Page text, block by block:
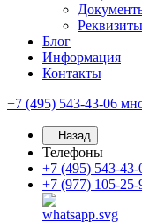
Реквизиты
Блог
Информация
Контакты
+7 (495) 543-43-06
Назад
Телефоны
+7 (495) 543-43-
+7 (977) 105-25-